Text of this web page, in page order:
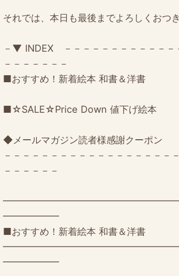
それでは、本日も最後までよろしくおつ
－▼ INDEX －－－－－－－－－－－－
－－－－－－－
■おすすめ！新着絵本 和書＆洋書
■☆SALE☆Price Down 値下げ絵本
◆メールマガジン読者様感謝クーポン
－－－－－－－－－－－－－－－－－－
－－－－－－
━━━━━━
■おすすめ！新着絵本 和書＆洋書
━━━━━━